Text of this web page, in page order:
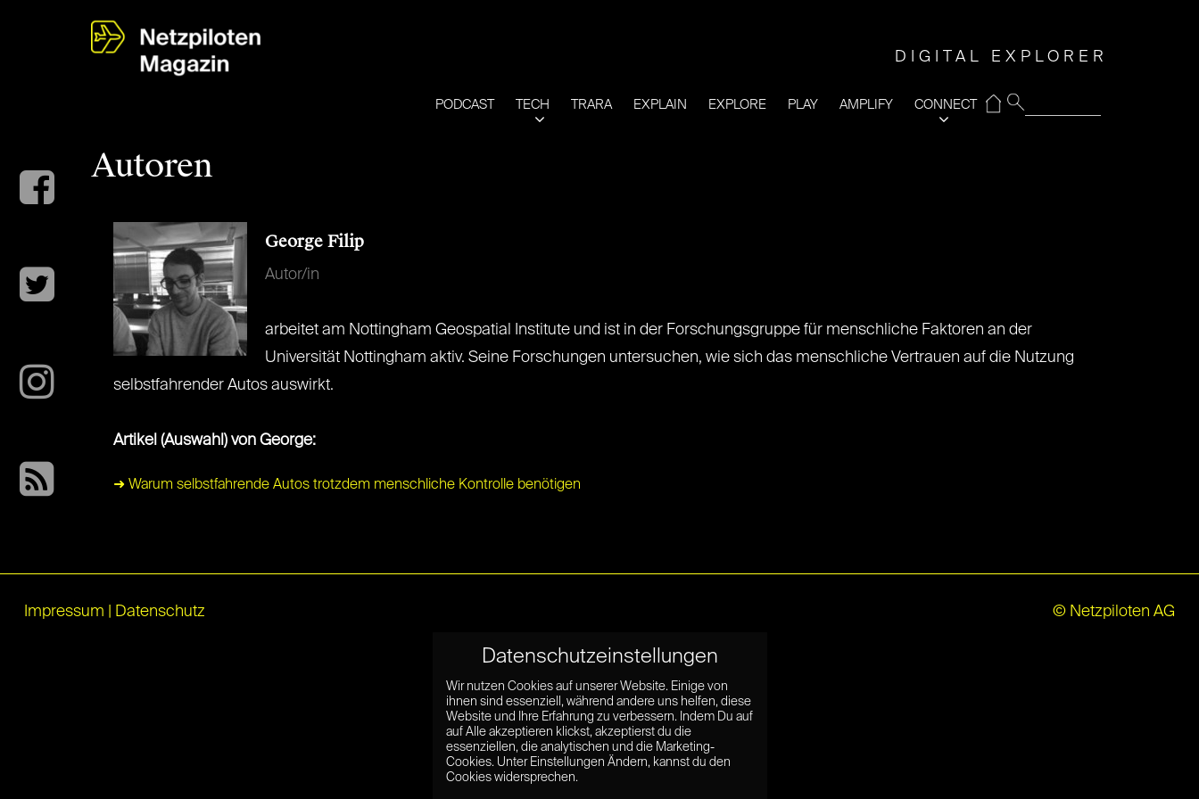
DIGITAL EXPLORER
PODCAST TECH TRARA EXPLAIN EXPLORE PLAY AMPLIFY CONNECT
⌂
Autoren
George Filip
Autor/in
arbeitet am Nottingham Geospatial Institute und ist in der Forschungsgruppe für menschliche Faktoren an der
Universität Nottingham aktiv. Seine Forschungen untersuchen, wie sich das menschliche Vertrauen auf die Nutzung
selbstfahrender Autos auswirkt.
Artikel (Auswahl) von George:
➜ Warum selbstfahrende Autos trotzdem menschliche Kontrolle benötigen
Impressum Datenschutz © Netzpiloten AG
Datenschutzeinstellungen
Wir nutzen Cookies auf unserer Website. Einige von
ihnen sind essenziell, während andere uns helfen, diese
Website und Ihre Erfahrung zu verbessern. Indem Du auf
auf Alle akzeptieren klickst, akzeptierst du die
essenziellen, die analytischen und die Marketing-
Cookies. Unter Einstellungen Ändern, kannst du den
Cookies widersprechen.